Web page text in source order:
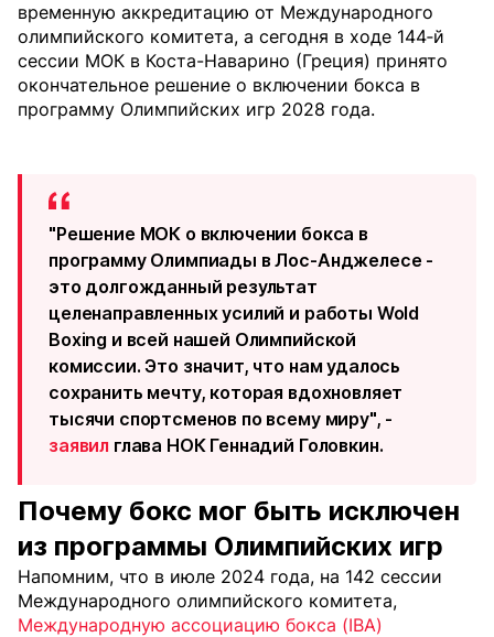
временную аккредитацию от Международного
олимпийского комитета, а сегодня в ходе 144‑й
сессии МОК в Коста-Наварино (Греция) принято
окончательное решение о включении бокса в
программу Олимпийских игр 2028 года.
"Решение МОК о включении бокса в
программу Олимпиады в Лос-Анджелесе -
это долгожданный результат
целенаправленных усилий и работы Wold
Boxing и всей нашей Олимпийской
комиссии. Это значит, что нам удалось
сохранить мечту, которая вдохновляет
тысячи спортсменов по всему миру", -
заявил глава НОК Геннадий Головкин.
Почему бокс мог быть исключен
из программы Олимпийских игр
Напомним, что в июле 2024 года, на 142 сессии
Международного олимпийского комитета,
Международную ассоциацию бокса (IBA)